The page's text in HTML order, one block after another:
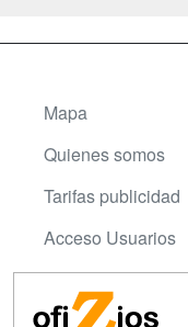
Mapa
Quienes somos
Tarifas publicidad
Acceso Usuarios
Acceso Centros